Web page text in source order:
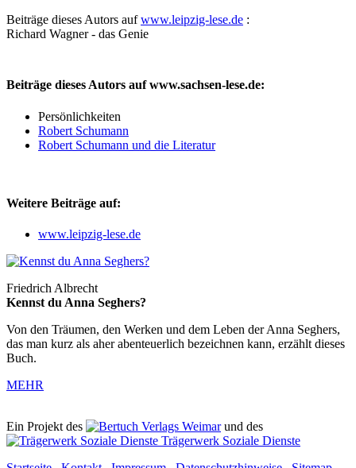
Beiträge dieses Autors aufwww.leipzig-lese.de :
Richard Wagner - das Genie
Beiträge dieses Autors auf www.sachsen-lese.de:
Persönlichkeiten
Robert Schumann
Robert Schumann und die Literatur
Weitere Beiträge auf:
www.leipzig-lese.de
Friedrich Albrecht
Kennst du Anna Seghers?
Von den Träumen, den Werken und dem Leben der Anna Seghers,
das man kurz als aher abenteuerlich bezeichnen kann, erzählt dieses
Buch.
MEHR
Ein Projekt des Verlags Weimarund des
Trägerwerk Soziale Dienste